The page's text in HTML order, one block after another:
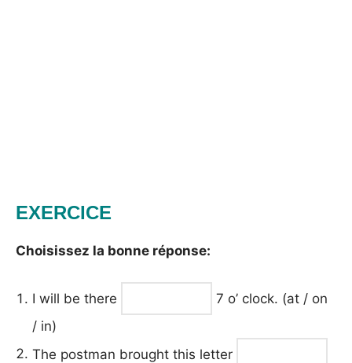
EXERCICE
Choisissez la bonne réponse:
I will be there
7 o’ clock. (at / on
/ in)
The postman brought this letter